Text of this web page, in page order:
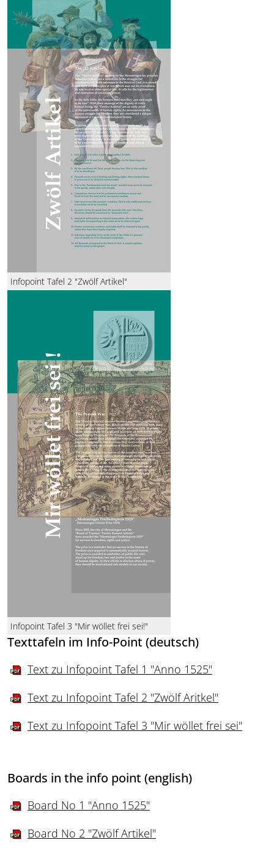
Infopoint Tafel 2 "Zwölf Artikel"
Infopoint Tafel 3 "Mir wöllet frei sei!"
Texttafeln im Info-Point (deutsch)
Text zu Infopoint Tafel 1 "Anno 1525"
Text zu Infopoint Tafel 2 "Zwölf Aritkel"
Text zu Infopoint Tafel 3 "Mir wöllet frei sei"
Boards in the info point (english)
Board No 1 "Anno 1525"
Board No 2 "Zwölf Artikel"